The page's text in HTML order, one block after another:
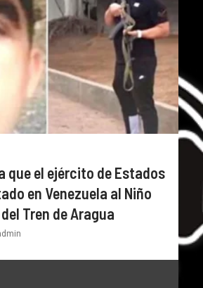
que el ejército de Estados
en Venezuela al Niño
Tren de Aragua